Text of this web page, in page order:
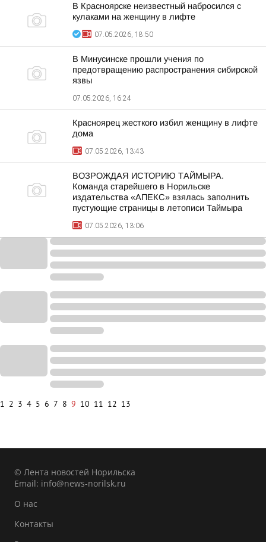
В Красноярске неизвестный набросился с
кулаками на женщину в лифте
07.05.2026, 18:50
В Минусинске прошли учения по
предотвращению распространения сибирской
язвы
07.05.2026, 16:24
Красноярец жесткого избил женщину в лифте
дома
07.05.2026, 13:43
ВОЗРОЖДАЯ ИСТОРИЮ ТАЙМЫРА.
Команда старейшего в Норильске
издательства «АПЕКС» взялась заполнить
пустующие страницы в летописи Таймыра
07.05.2026, 13:06
1 2 3 4 5 6 7 8 9 10 11 12 13
© Лента новостей Норильска
Email: info@news-norilsk.ru
О нас
Контакты